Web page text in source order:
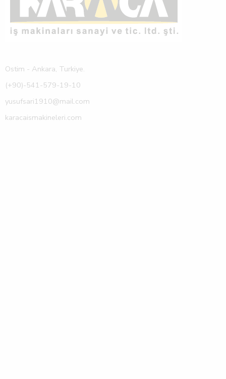
Ostim - Ankara, Turkiye.
(+90)-541-579-19-10
yusufsari1910@mail.com
karacaismakineleri.com